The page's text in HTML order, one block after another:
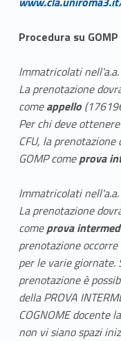
Procedura su GOMP
Immatricolati
La prenotazione
comeappello
Per chi deve
CFU, la
GOMP comeprova
Immatricolati
La prenotazione
comeprova
prenotazione
per le varie giornate.
prenotazione è
della PROVA
COGNOME docente
non vi siano spazi